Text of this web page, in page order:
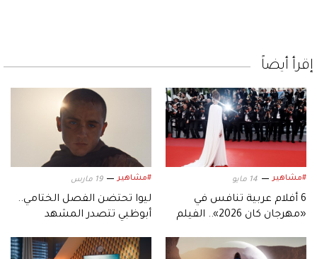
إقرأ أيضاً
#مشاهير 14 مايو
6 أفلام عربية تنافس في
«مهرجان كان 2026».. الفيلم
#مشاهير 19 مارس
ليوا تحتضن الفصل الختامي..
أبوظبي تتصدر المشهد